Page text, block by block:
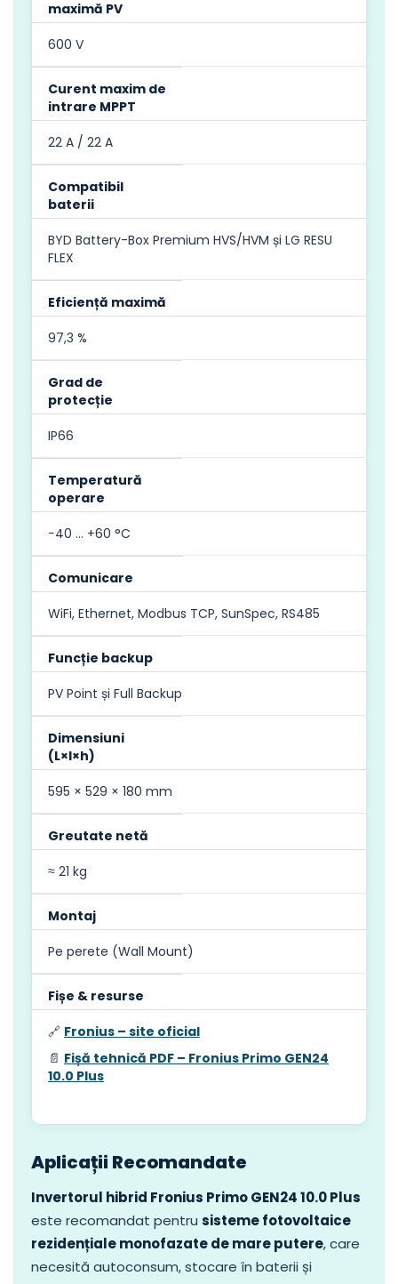
maximă PV
600 V
Curent maxim de
intrare MPPT
22 A / 22 A
Compatibil
baterii
BYD Battery-Box Premium HVS/HVM și LG RESU
FLEX
Eficiență maximă
97,3 %
Grad de
protecție
IP66
Temperatură
operare
−40 … +60 °C
Comunicare
WiFi, Ethernet, Modbus TCP, SunSpec, RS485
Funcție backup
PV Point și Full Backup
Dimensiuni
(L×l×h)
595 × 529 × 180 mm
Greutate netă
≈ 21 kg
Montaj
Pe perete (Wall Mount)
Fișe & resurse
🔗 Fronius – site oficial
📄 Fișă tehnică PDF – Fronius Primo GEN24
10.0 Plus
Aplicații Recomandate
Invertorul hibrid Fronius Primo GEN24 10.0 Plus
este recomandat pentru sisteme fotovoltaice
rezidențiale monofazate de mare putere, care
necesită autoconsum, stocare în baterii și